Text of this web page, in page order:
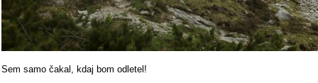
Sem samo čakal, kdaj bom odletel!